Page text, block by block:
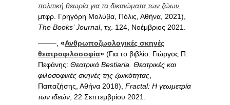
πολιτική θεωρία για τα δικαιώματα των ζώων,
μτφρ. Γρηγόρη Μολύβα, Πόλις, Αθήνα, 2021),
The Books’ Journal, τχ. 124, Νοέμβριος 2021.
——–, «Ανθρωποζωολογικές σκηνές
θεατροφιλοσοφία» (Για το βιβλίο: Γιώργος Π.
Πεφάνης: Θεατρικά Bestiaria. Θεατρικές και
φιλοσοφικές σκηνές της ζωικότητας,
Παπαζήσης, Αθήνα 2018), Fractal: Η γεωμετρία
των ιδεών, 22 Σεπτεμβρίου 2021.